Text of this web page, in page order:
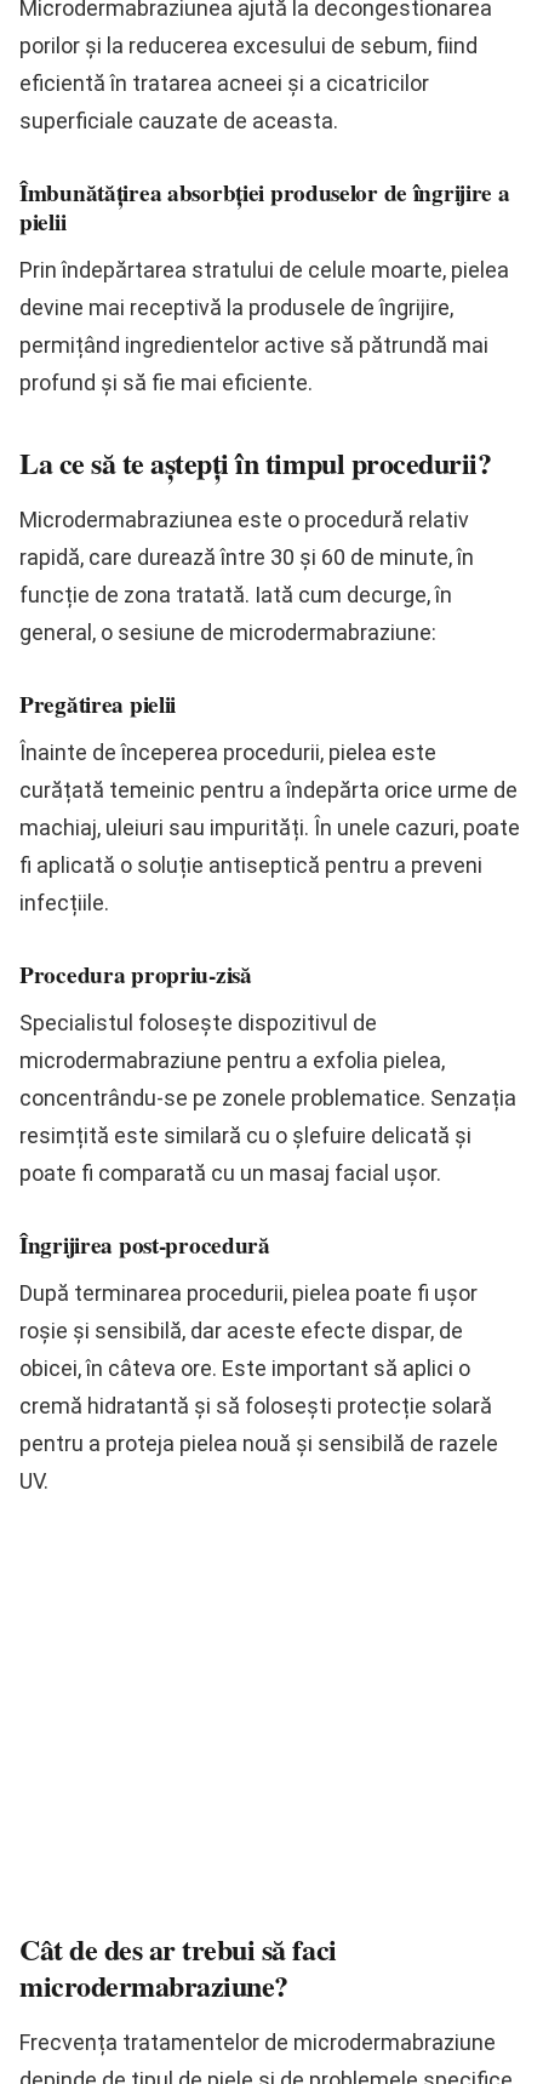
Microdermabraziunea ajută la decongestionarea
porilor și la reducerea excesului de sebum, fiind
eficientă în tratarea acneei și a cicatricilor
superficiale cauzate de aceasta.
Îmbunătățirea absorbției produselor de îngrijire a
pielii
Prin îndepărtarea stratului de celule moarte, pielea
devine mai receptivă la produsele de îngrijire,
permițând ingredientelor active să pătrundă mai
profund și să fie mai eficiente.
La ce să te aștepți în timpul procedurii?
Microdermabraziunea este o procedură relativ
rapidă, care durează între 30 și 60 de minute, în
funcție de zona tratată. Iată cum decurge, în
general, o sesiune de microdermabraziune:
Pregătirea pielii
Înainte de începerea procedurii, pielea este
curățată temeinic pentru a îndepărta orice urme de
machiaj, uleiuri sau impurități. În unele cazuri, poate
fi aplicată o soluție antiseptică pentru a preveni
infecțiile.
Procedura propriu-zisă
Specialistul folosește dispozitivul de
microdermabraziune pentru a exfolia pielea,
concentrându-se pe zonele problematice. Senzația
resimțită este similară cu o șlefuire delicată și
poate fi comparată cu un masaj facial ușor.
Îngrijirea post-procedură
După terminarea procedurii, pielea poate fi ușor
roșie și sensibilă, dar aceste efecte dispar, de
obicei, în câteva ore. Este important să aplici o
cremă hidratantă și să folosești protecție solară
pentru a proteja pielea nouă și sensibilă de razele
UV.
Cât de des ar trebui să faci
microdermabraziune?
Frecvența tratamentelor de microdermabraziune